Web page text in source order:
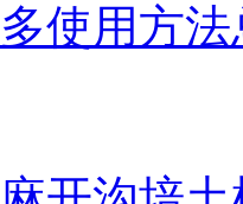
使用方法